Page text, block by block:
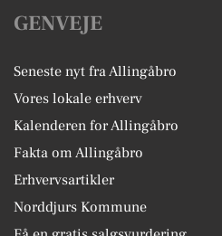
GENVEJE
Seneste nyt fra Allingåbro
Vores lokale erhverv
Kalenderen for Allingåbro
Fakta om Allingåbro
Erhvervsartikler
Norddjurs Kommune